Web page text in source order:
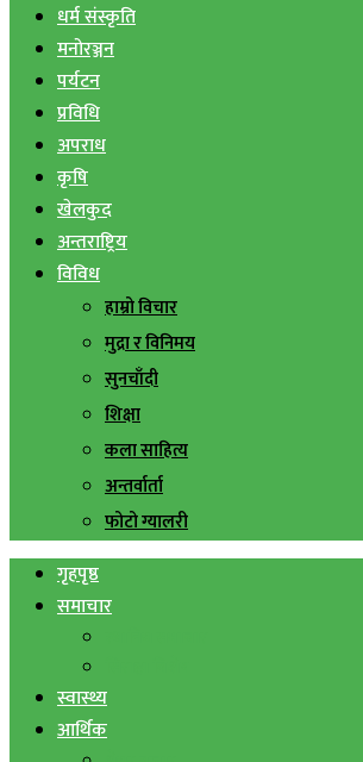
धर्म संस्कृति
मनोरञ्जन
पर्यटन
प्रविधि
अपराध
कृषि
खेलकुद
अन्तराष्ट्रिय
विविध
हाम्रो विचार
मुद्रा र विनिमय
सुनचाँदी
शिक्षा
कला साहित्य
अन्तर्वार्ता
फोटो ग्यालरी
गृहपृष्ठ
समाचार
स्वास्थ्य
आर्थिक